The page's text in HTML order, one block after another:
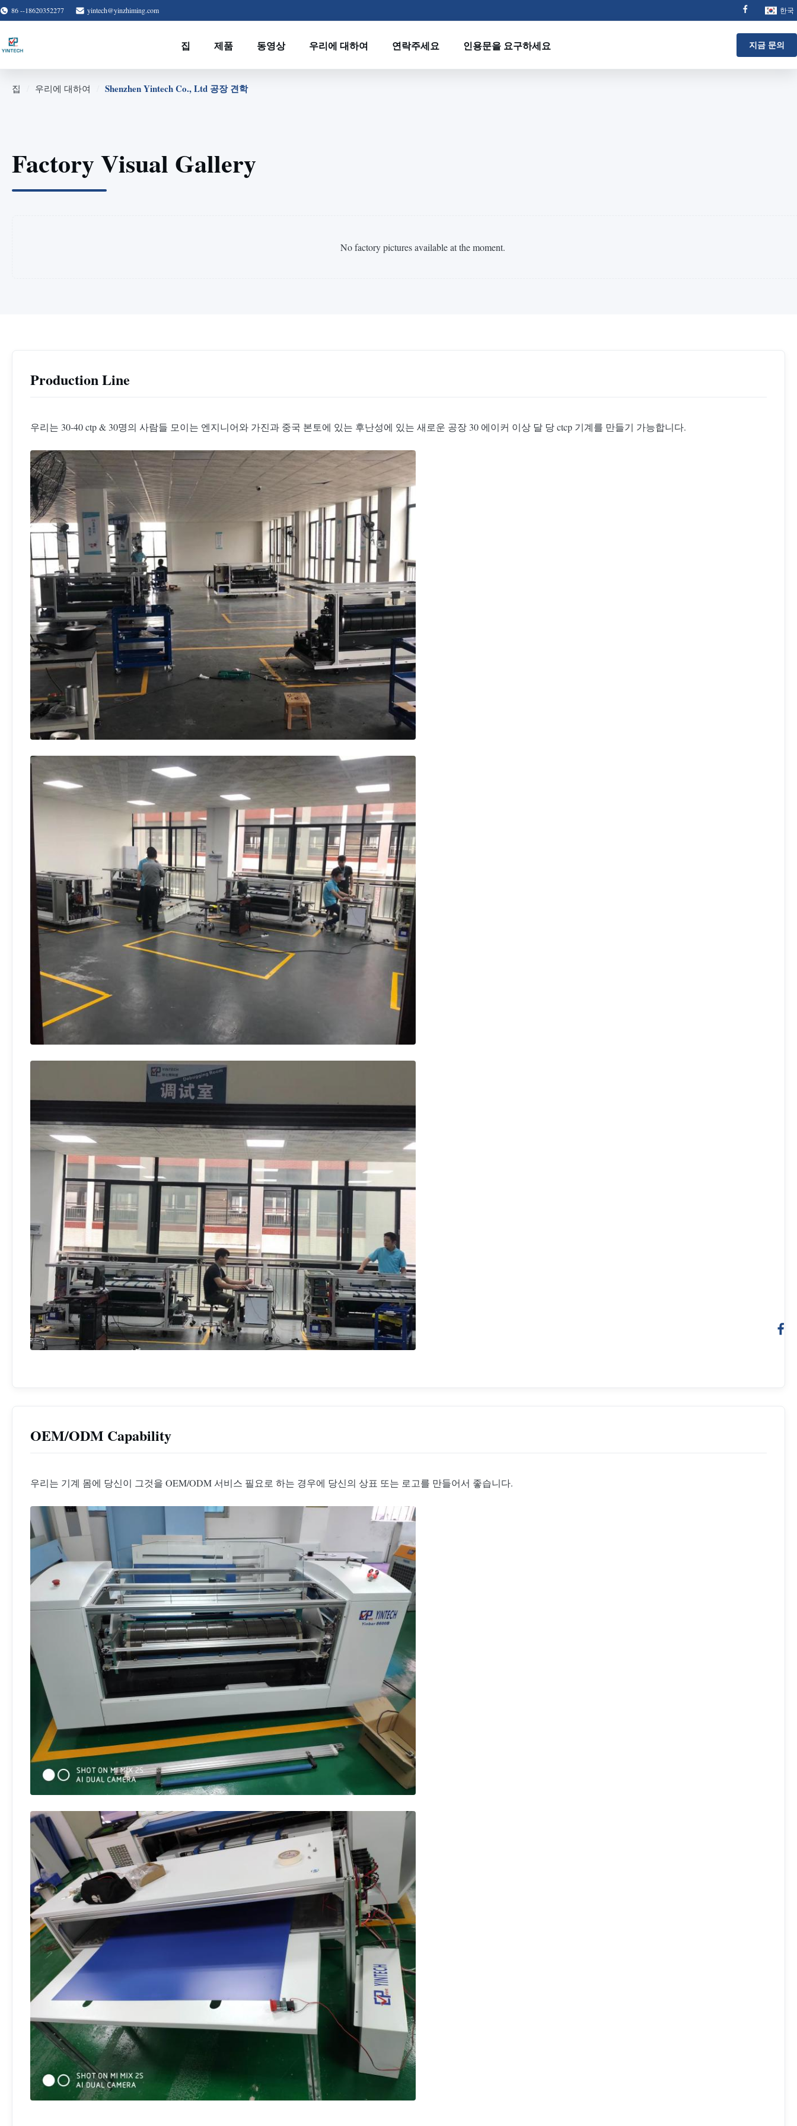
86 --18620352277 yintech@yinzhiming.com 한국
집 제품 동영상 우리에 대하여 연락주세요 인용문을 요구하세요 지금 문의
집 우리에 대하여 Shenzhen Yintech Co., Ltd 공장 견학
Factory Visual Gallery
No factory pictures available at the moment.
Production Line
우리는 30-40 ctp & 30명의 사람들 모이는 엔지니어와 가진과 중국 본토에 있는 후난성에 있는 새로운 공장 30 에이커 이상 달 당 ctcp 기계를 만들기 가능합니다.
OEM/ODM Capability
우리는 기계 몸에 당신이 그것을 OEM/ODM 서비스 필요로 하는 경우에 당신의 상표 또는 로고를 만들어서 좋습니다.